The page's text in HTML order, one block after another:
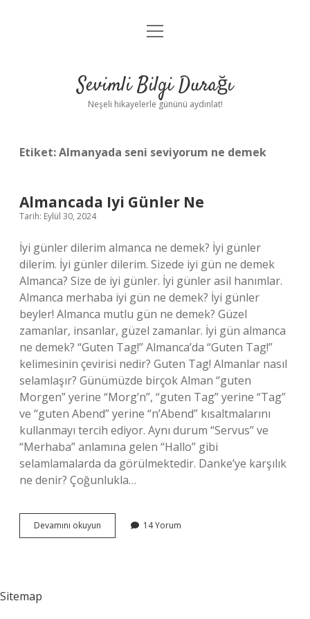
Anasayfa
Yasal Uyarı
menüyü
Sevimli Bilgi Durağı
Neşeli hikayelerle gününü aydınlat!
Etiket:Almanyada seni seviyorum ne demek
Almancada Iyi Günler Ne
Tarih: Eylül 30, 2024
İyi günler dilerim almanca ne demek? İyi günler
dilerim. İyi günler dilerim. Sizede iyi gün ne demek
Almanca? Size de iyi günler. İyi günler asil hanımlar.
Almanca merhaba iyi gün ne demek? İyi günler
beyler! Almanca mutlu gün ne demek? Güzel
zamanlar, insanlar, güzel zamanlar. İyi gün almanca
ne demek? “Guten Tag!” Almanca’da “Guten Tag!”
kelimesinin çevirisi nedir? Guten Tag! Almanlar nasıl
selamlaşır? Günümüzde birçok Alman “guten
Morgen” yerine “Morg’n”, “guten Tag” yerine “Tag”
ve “guten Abend” yerine “n’Abend” kısaltmalarını
kullanmayı tercih ediyor. Aynı durum “Servus” ve
“Merhaba” anlamına gelen “Hallo” gibi
selamlamalarda da görülmektedir. Danke’ye karşılık
ne denir? Çoğunlukla…
Devamını okuyun Almancada
Iyi
14 Yorum
Sitemap